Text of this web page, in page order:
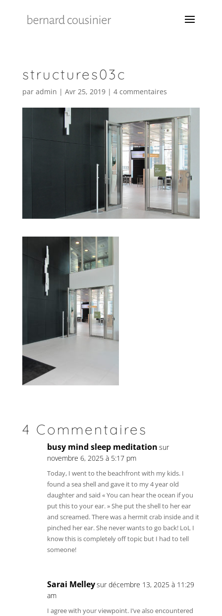
structures03c
par admin | Avr 25, 2019| 4 commentaires
4 Commentaires
busy mind sleep meditation sur
novembre 6, 2025 à 5:17 pm
Today, I went to the beachfront with my kids. I
found a sea shell and gave it to my 4 year old
daughter and said « You can hear the ocean if you
put this to your ear. » She put the shell to her ear
and screamed. There was a hermit crab inside and it
pinched her ear. She never wants to go back! LoL I
know this is completely off topic but I had to tell
someone!
Sarai Melleysur décembre 13, 2025 à 11:29
am
I agree with your viewpoint. I’ve also encountered